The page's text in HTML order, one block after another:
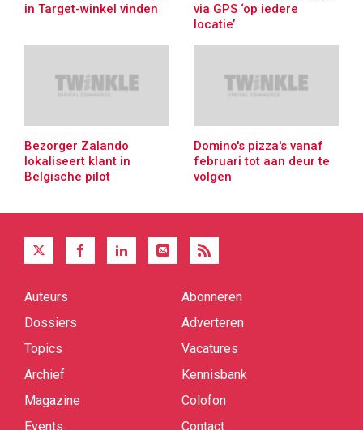
in Target-winkel vinden
via GPS ‘op iedere
locatie’
Bezorger Zalando
lokaliseert klant in
Belgische pilot
Domino's pizza's vanaf
februari tot aan deur te
volgen
Quick
Auteurs
Dossiers
Topics
Archief
Magazine
Events
Abonneren
Adverteren
Vacatures
Kennisbank
Colofon
Contact